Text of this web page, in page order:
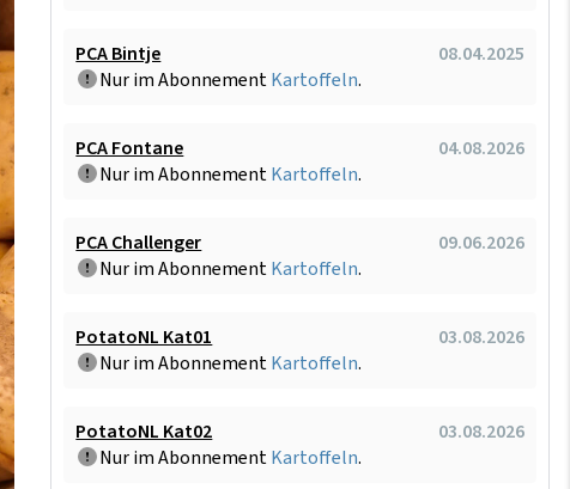
PCA Bintje
08.04.2025
Nur im AbonnementKartoffeln.
PCA Fontane
04.08.2026
Nur im AbonnementKartoffeln.
PCA Challenger
09.06.2026
Nur im AbonnementKartoffeln.
PotatoNL Kat01
03.08.2026
Nur im AbonnementKartoffeln.
PotatoNL Kat02
03.08.2026
Nur im AbonnementKartoffeln.